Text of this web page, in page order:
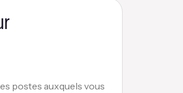
postes auxquels vous